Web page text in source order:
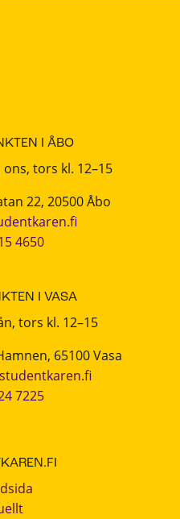
I ÅBO
tors kl. 12–15
22, 20500 Åbo
4650
I VASA
tors kl. 12–15
65100 Vasa
7225